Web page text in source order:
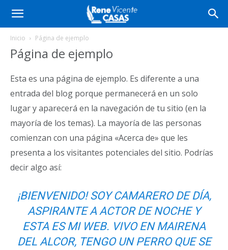
Inicio Página de ejemplo
Página de ejemplo
Esta es una página de ejemplo. Es diferente a una
entrada del blog porque permanecerá en un solo
lugar y aparecerá en la navegación de tu sitio (en la
mayoría de los temas). La mayoría de las personas
comienzan con una página «Acerca de» que les
presenta a los visitantes potenciales del sitio. Podrías
decir algo así:
¡BIENVENIDO! SOY CAMARERO DE DÍA,
ASPIRANTE A ACTOR DE NOCHE Y
ESTA ES MI WEB. VIVO EN MAIRENA
DEL ALCOR, TENGO UN PERRO QUE SE